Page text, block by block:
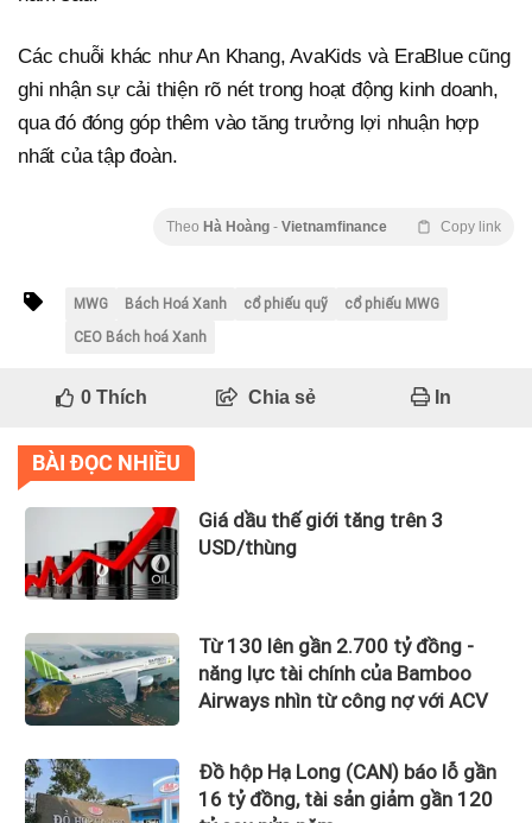
Các chuỗi khác như An Khang, AvaKids và EraBlue cũng
ghi nhận sự cải thiện rõ nét trong hoạt động kinh doanh,
qua đó đóng góp thêm vào tăng trưởng lợi nhuận hợp
nhất của tập đoàn.
Theo Hà Hoàng - Vietnamfinance Copy link
MWG Bách Hoá Xanh cổ phiếu quỹ
cổ phiếu MWG
CEO Bách hoá Xanh
0Thích Chia sẻ In
BÀI ĐỌC NHIỀU
Giá dầu thế giới tăng trên 3
USD/thùng
Từ 130 lên gần 2.700 tỷ đồng -
năng lực tài chính của Bamboo
Airways nhìn từ công nợ với ACV
Đồ hộp Hạ Long (CAN) báo lỗ gần
16 tỷ đồng, tài sản giảm gần 120